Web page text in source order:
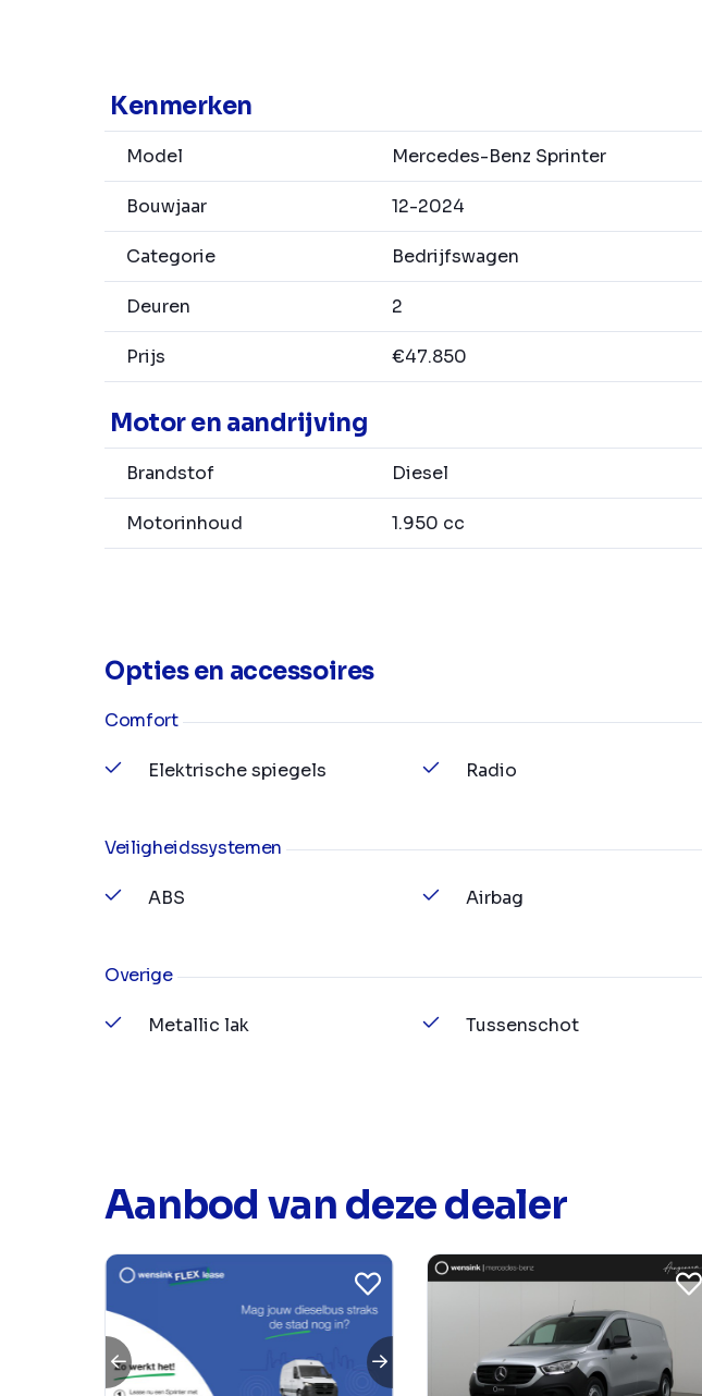
Kenmerken
Model Mercedes-Benz Sprinter
Bouwjaar 12-2024
Categorie Bedrijfswagen
Deuren 2
Prijs €47.850
Motor en aandrijving
Brandstof Diesel
Motorinhoud 1.950 cc
Opties en accessoires
Comfort
Elektrische spiegels Radio
Veiligheidssystemen
ABS Airbag
Overige
Metallic lak Tussenschot
Aanbod van deze dealer